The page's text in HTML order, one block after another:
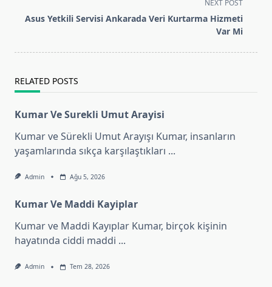
screen-
NEXT POST
Asus Yetkili Servisi Ankarada Veri Kurtarma Hizmeti
Var Mi
RELATED POSTS
Kumar Ve Surekli Umut Arayisi
Kumar ve Sürekli Umut Arayışı Kumar, insanların
yaşamlarında sıkça karşılaştıkları ...
Admin Ağu 5, 2026
Kumar Ve Maddi Kayiplar
Kumar ve Maddi Kayıplar Kumar, birçok kişinin
hayatında ciddi maddi ...
Admin Tem 28, 2026